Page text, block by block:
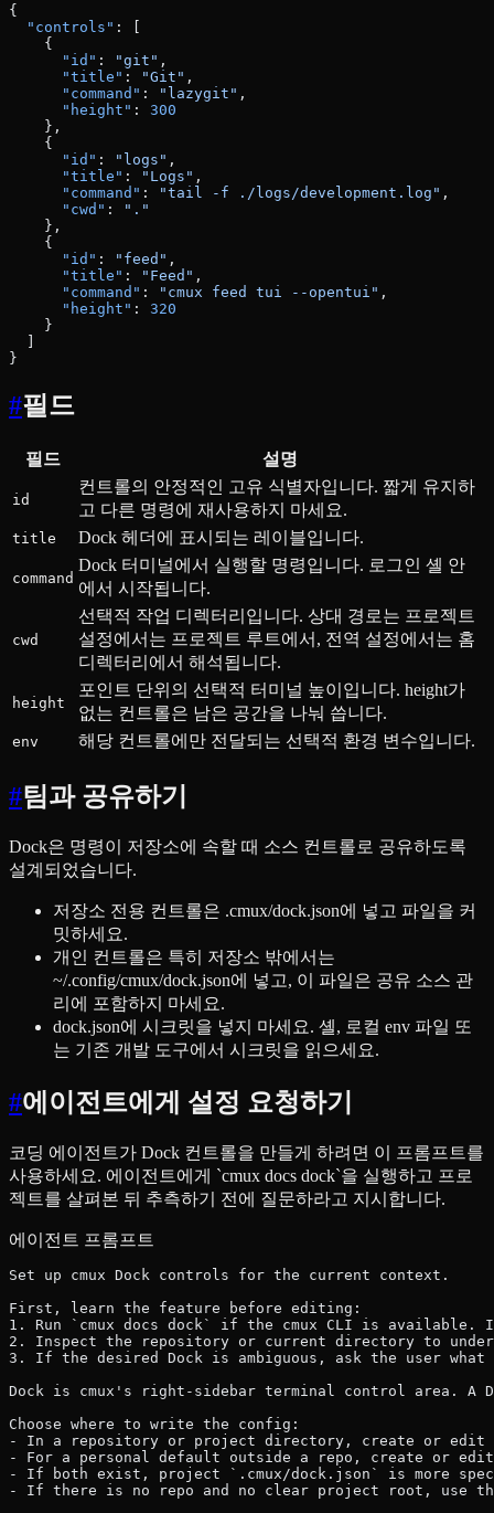
{
  "controls"
: [
    {
      "id"
: "git" ,
      "title"
: "Git" ,
      "command"
: "lazygit" ,
      "height"
: 300
    },
    {
      "id"
: "logs" ,
      "title"
: "Logs" ,
      "command"
: "tail -f ./logs/development.log" ,
      "cwd"
:
"."
    },
    {
      "id"
: "feed" ,
      "title"
: "Feed" ,
      "command"
: "cmux feed tui --opentui" ,
      "height"
: 320
    }
  ]
}
#필드
필드 설명
id
컨트롤의 안정적인 고유 식별자입니다. 짧게 유지하
고 다른 명령에 재사용하지 마세요.
title Dock 헤더에 표시되는 레이블입니다.
command
Dock 터미널에서 실행할 명령입니다. 로그인 셸 안
에서 시작됩니다.
cwd
선택적 작업 디렉터리입니다. 상대 경로는 프로젝트
설정에서는 프로젝트 루트에서, 전역 설정에서는 홈
디렉터리에서 해석됩니다.
height
포인트 단위의 선택적 터미널 높이입니다. height가
없는 컨트롤은 남은 공간을 나눠 씁니다.
env 해당 컨트롤에만 전달되는 선택적 환경 변수입니다.
#팀과 공유하기
Dock은 명령이 저장소에 속할 때 소스 컨트롤로 공유하도록
설계되었습니다.
저장소 전용 컨트롤은 .cmux/dock.json에 넣고 파일을 커
밋하세요.
개인 컨트롤은 특히 저장소 밖에서는
~/.config/cmux/dock.json에 넣고, 이 파일은 공유 소스 관
리에 포함하지 마세요.
dock.json에 시크릿을 넣지 마세요. 셸, 로컬 env 파일 또
는 기존 개발 도구에서 시크릿을 읽으세요.
#에이전트에게 설정 요청하기
코딩 에이전트가 Dock 컨트롤을 만들게 하려면 이 프롬프트를
사용하세요. 에이전트에게 `cmux docs dock`을 실행하고 프로
젝트를 살펴본 뒤 추측하기 전에 질문하라고 지시합니다.
에이전트 프롬프트
Set up cmux Dock controls for the current context.
First, learn the feature before editing:
1. Run `cmux docs dock` if the cmux CLI is
2. Inspect the repository or current directory to
3. If the desired Dock is ambiguous, ask the user
Dock is cmux's right-sidebar terminal control area. A
Choose where to write the config:
- In a repository or project directory, create or edit
- For a personal default outside a repo, create or
- If both exist, project `.cmux/dock.json` is more
- If there is no repo and no clear project root, use